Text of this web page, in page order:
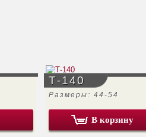
Т-140
Размеры: 44-54
В корзину